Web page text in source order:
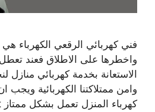
فني كهربائي الرقعي الكهرباء
واخطرها على الاطلاق فعند
الاستعانة بخدمة كهربائي منازل
وامن ممتلاكتنا الكهربائية